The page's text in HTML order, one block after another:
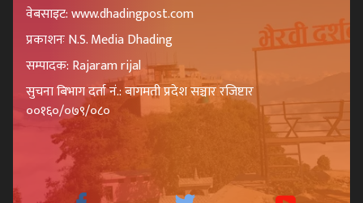
वेबसाइट: www.dhadingpost.com
प्रकाशनः N.S. Media Dhading
सम्पादक: Rajaram rijal
सुचना बिभाग दर्ता नं.: बागमती प्रदेश सञ्चार रजिष्टार
००१६०/०७९/०८०